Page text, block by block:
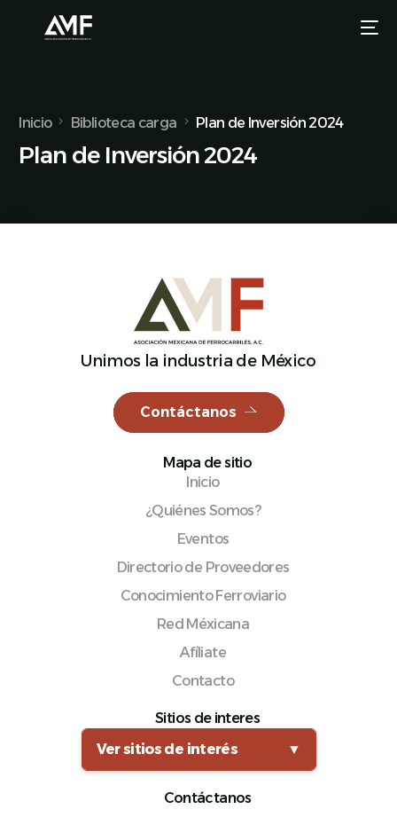
Inicio Biblioteca carga Plan de Inversión 2024
Plan de Inversión 2024
Unimos la industria de México
Contáctanos
Mapa de sitio
Inicio
¿Quiénes Somos?
Eventos
Directorio de Proveedores
Conocimiento Ferroviario
Red Méxicana
Afíliate
Contacto
Sitios de interes
Ver sitios de interés
▼
Contáctanos